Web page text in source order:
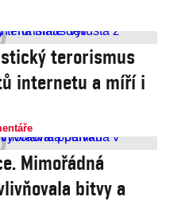
terorismus
internetu a míří i
Mimořádná
bitvy a